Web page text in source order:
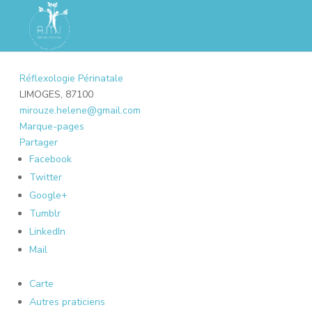
Réflexologie Périnatale
LIMOGES, 87100
mirouze.helene@gmail.com
Marque-pages
Partager
Facebook
Twitter
Google+
Tumblr
LinkedIn
Mail
Carte
Autres praticiens